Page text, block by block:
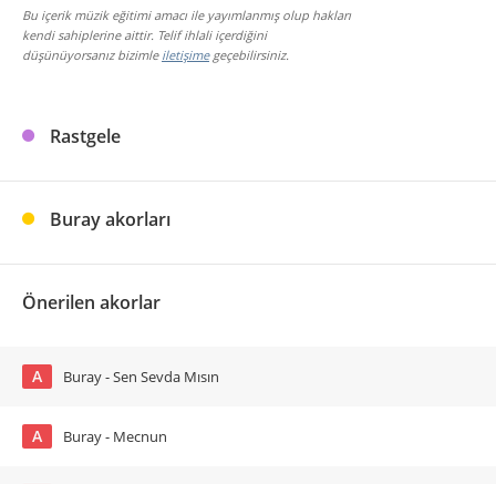
Bu içerik müzik eğitimi amacı ile yayımlanmış olup hakları
kendi sahiplerine aittir. Telif ihlali içerdiğini
düşünüyorsanız bizimle iletişimegeçebilirsiniz.
Rastgele
Buray akorları
Önerilen akorlar
A Buray - Sen Sevda Mısın
A Buray - Mecnun